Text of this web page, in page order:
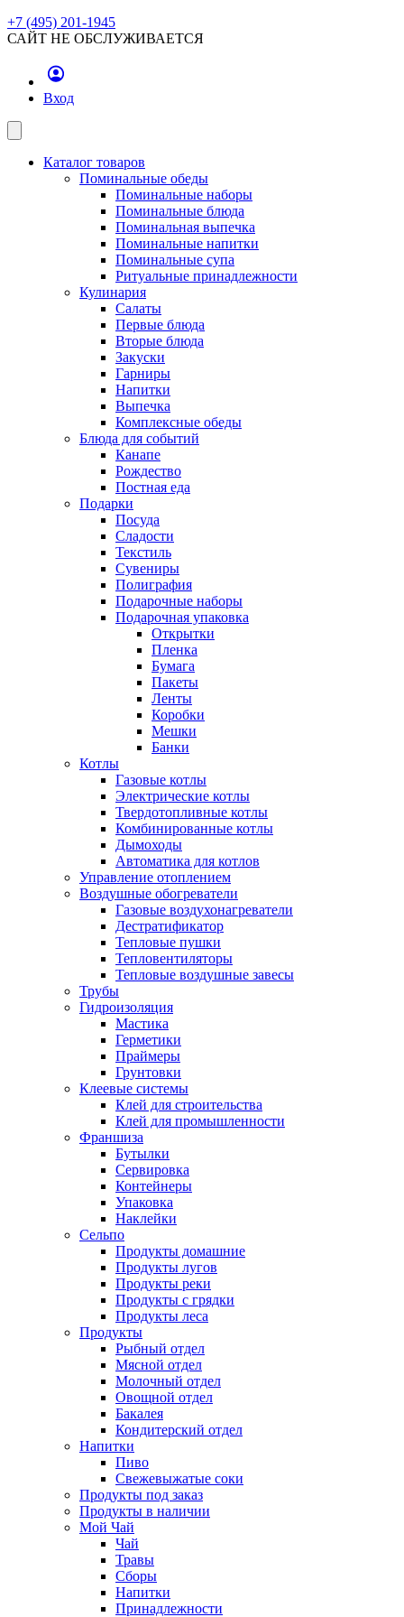
+7 (495) 201-1945
САЙТ НЕ ОБСЛУЖИВАЕТСЯ
Вход
Каталог товаров
Поминальные обеды
Поминальные наборы
Поминальные блюда
Поминальная выпечка
Поминальные напитки
Поминальные супа
Ритуальные принадлежности
Кулинария
Салаты
Первые блюда
Вторые блюда
Закуски
Гарниры
Напитки
Выпечка
Комплексные обеды
Блюда для событий
Канапе
Рождество
Постная еда
Подарки
Посуда
Сладости
Текстиль
Сувениры
Полиграфия
Подарочные наборы
Подарочная упаковка
Открытки
Пленка
Бумага
Пакеты
Ленты
Коробки
Мешки
Банки
Котлы
Газовые котлы
Электрические котлы
Твердотопливные котлы
Комбинированные котлы
Дымоходы
Автоматика для котлов
Управление отоплением
Воздушные обогреватели
Газовые воздухонагреватели
Дестратификатор
Тепловые пушки
Тепловентиляторы
Тепловые воздушные завесы
Трубы
Гидроизоляция
Мастика
Герметики
Праймеры
Грунтовки
Клеевые системы
Клей для строительства
Клей для промышленности
Франшиза
Бутылки
Сервировка
Контейнеры
Упаковка
Наклейки
Сельпо
Продукты домашние
Продукты лугов
Продукты реки
Продукты с грядки
Продукты леса
Продукты
Рыбный отдел
Мясной отдел
Молочный отдел
Овощной отдел
Бакалея
Кондитерский отдел
Напитки
Пиво
Cвежевыжатые соки
Продукты под заказ
Продукты в наличии
Мой Чай
Чай
Травы
Сборы
Напитки
Принадлежности